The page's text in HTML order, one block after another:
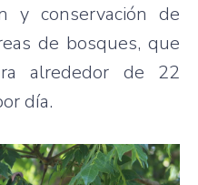
y conservación de
de bosques, que
alrededor de 22
día.